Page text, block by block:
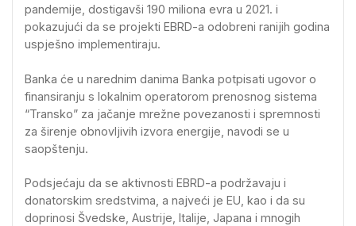
pandemije, dostigavši 190 miliona evra u 2021. i
pokazujući da se projekti EBRD-a odobreni ranijih godina
uspješno implementiraju.
Banka će u narednim danima Banka potpisati ugovor o
finansiranju s lokalnim operatorom prenosnog sistema
“Transko” za jačanje mrežne povezanosti i spremnosti
za širenje obnovljivih izvora energije, navodi se u
saopštenju.
Podsjećaju da se aktivnosti EBRD-a podržavaju i
donatorskim sredstvima, a najveći je EU, kao i da su
doprinosi Švedske, Austrije, Italije, Japana i mnogih